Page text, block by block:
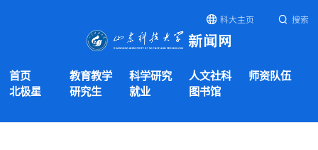
科大主页 搜索
首页 教育教学 科学研究 人文社科
师资队伍
北极星
研究生 就业 图书馆